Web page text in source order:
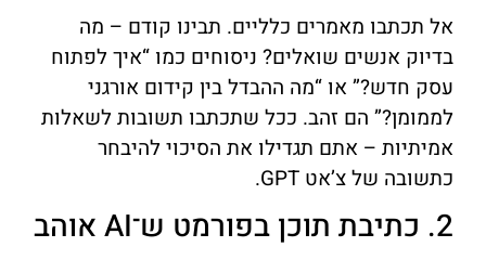
אל תכתבו מאמרים כלליים. תבינו קודם – מה
בדיוק אנשים שואלים? ניסוחים כמו “איך לפתוח
עסק חדש?” או “מה ההבדל בין קידום אורגני
לממומן?” הם זהב. ככל שתכתבו תשובות לשאלות
אמיתיות – אתם תגדילו את הסיכוי להיבחר
כתשובה של צ’אט GPT.
2. כתיבת תוכן בפורמט ש־AI אוהב